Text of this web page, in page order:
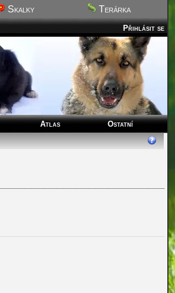
Skalky Terárka
Přihlásit se
Atlas
Ostatní